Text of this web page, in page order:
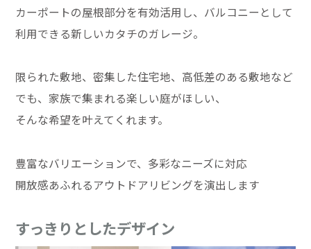
カーポートの屋根部分を有効活用し、バルコニーとして
利用できる新しいカタチのガレージ。
限られた敷地、密集した住宅地、高低差のある敷地など
でも、家族で集まれる楽しい庭がほしい、
そんな希望を叶えてくれます。
豊富なバリエーションで、多彩なニーズに対応
開放感あふれるアウトドアリビングを演出します
すっきりとしたデザイン